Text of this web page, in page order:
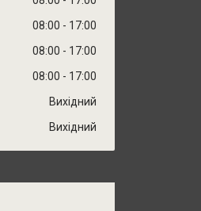
08:00
17:00
08:00
17:00
08:00
17:00
Вихідний
Вихідний